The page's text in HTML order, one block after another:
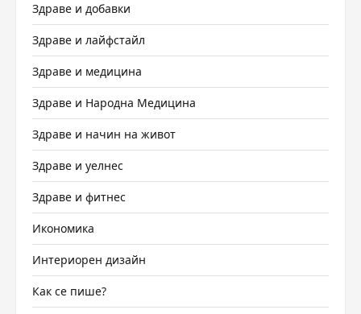
Здраве и добавки
Здраве и лайфстайл
Здраве и медицина
Здраве и Народна Медицина
Здраве и начин на живот
Здраве и уелнес
Здраве и фитнес
Икономика
Интериорен дизайн
Как се пише?